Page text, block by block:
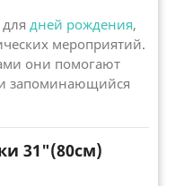
дней рождения,
мероприятий.
они помогают
запоминающийся
31"(80см)